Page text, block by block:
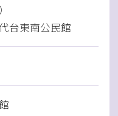
台東南公民館